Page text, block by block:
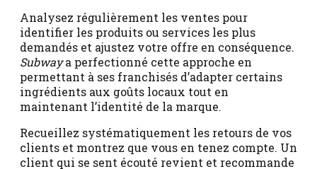
Analysez régulièrement les ventes pour
identifier les produits ou services les plus
demandés et ajustez votre offre en conséquence.
Subwaya perfectionné cette approche en
permettant à ses franchisés d’adapter certains
ingrédients aux goûts locaux tout en
maintenant l’identité de la marque.
Recueillez systématiquement les retours de vos
clients et montrez que vous en tenez compte. Un
client qui se sent écouté revient et recommande